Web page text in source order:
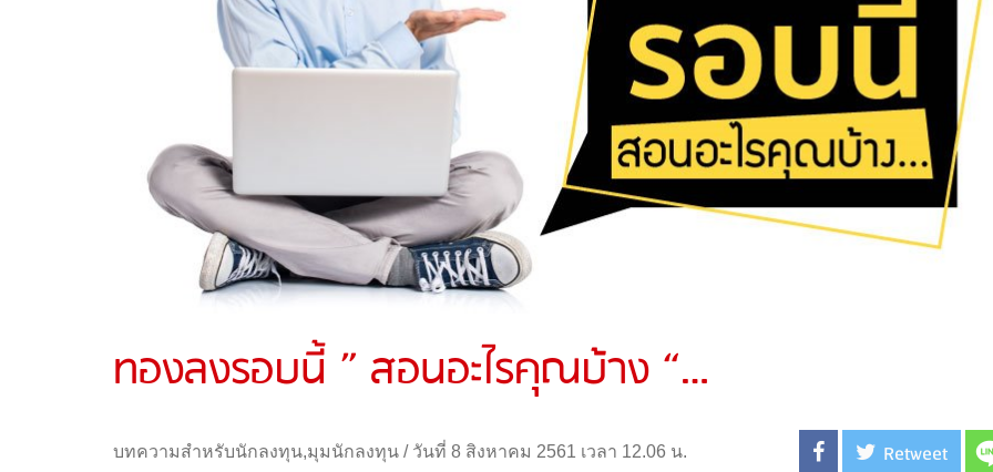
ทองลงรอบนี้ ” สอนอะไรคุณบ้าง “…
บทความสำหรับนักลงทุน,มุมนักลงทุน / วันที่ 8 สิงหาคม 2561 เวลา 12.06 น. Retweet